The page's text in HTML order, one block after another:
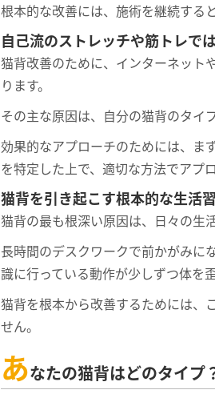
根本的な改善には、施術を継続する
自己流のストレッチや筋トレで
猫背改善のために、インターネット
ります。
その主な原因は、自分の猫背のタイ
効果的なアプローチのためには、ま
を特定した上で、適切な方法でアプ
猫背を引き起こす根本的な生活
猫背の最も根深い原因は、日々の生
長時間のデスクワークで前かがみに
識に行っている動作が少しずつ体を
猫背を根本から改善するためには、
せん。
あなたの猫背はどのタイプ